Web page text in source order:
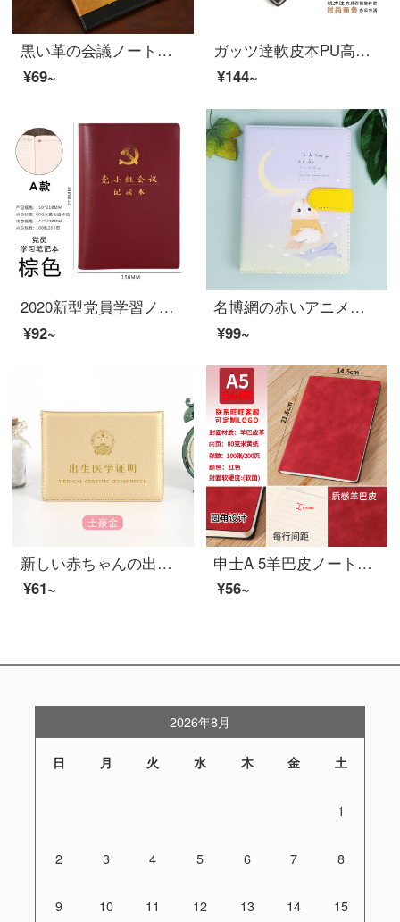
黒い革の会議ノートパソコンビジネスメモ帳会議黒3218 B 5（25*17 cm）
¥69~
ガッツ達軟皮本PU高級ビジネスノートオフィスノートA 5/B 5/A 6 100枚/200ページブラックMA 1608 A 5/25 K
¥144~
2020新型党員学習ノート党支部党グループ三会一課会議記録本A 5赤色
¥92~
名博網の赤いアニメはマウスの磁気スパイクの帳簿を簡単に予約します。小清新なノートカラーの内ページの学生日記です。あなたは4 36 K=13*17.5 cmです。
¥99~
新しい赤ちゃんの出生証明カバーの赤ちゃんの出生証の保護カバーの厚い土豪金
¥61~
申士A 5羊巴皮ノート業務メモ帳カスタムノートセットLOGO赤色
¥56~
2026年8月
日 月 火 水 木 金 土
1
2 3 4 5 6 7 8
9 10 11 12 13 14 15